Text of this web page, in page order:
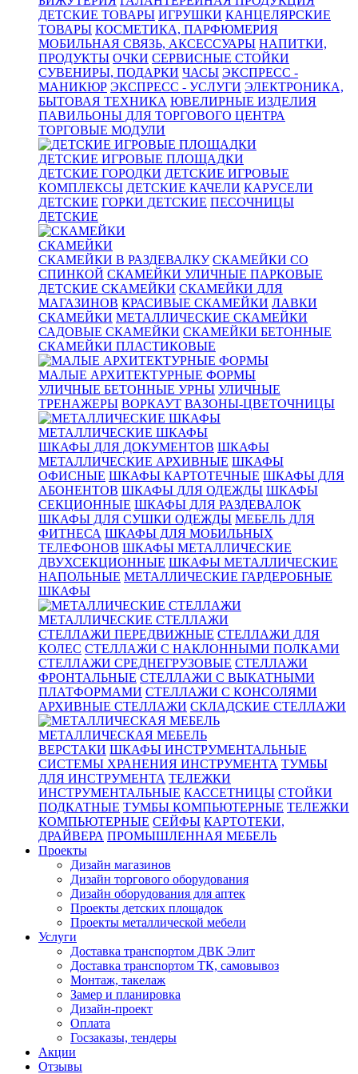
ДЕТСКИЕ ТОВАРЫ ИГРУШКИ КАНЦЕЛЯРСКИЕ
ТОВАРЫ КОСМЕТИКА, ПАРФЮМЕРИЯ
МОБИЛЬНАЯ СВЯЗЬ, АКСЕССУАРЫ НАПИТКИ,
ПРОДУКТЫ ОЧКИ СЕРВИСНЫЕ СТОЙКИ
СУВЕНИРЫ, ПОДАРКИ ЧАСЫ ЭКСПРЕСС -
МАНИКЮР ЭКСПРЕСС - УСЛУГИ ЭЛЕКТРОНИКА,
БЫТОВАЯ ТЕХНИКА ЮВЕЛИРНЫЕ ИЗДЕЛИЯ
ПАВИЛЬОНЫ ДЛЯ ТОРГОВОГО ЦЕНТРА
ТОРГОВЫЕ МОДУЛИ
ДЕТСКИЕ ИГРОВЫЕ ПЛОЩАДКИ
ДЕТСКИЕ ГОРОДКИ ДЕТСКИЕ ИГРОВЫЕ
КОМПЛЕКСЫ ДЕТСКИЕ КАЧЕЛИ КАРУСЕЛИ
ДЕТСКИЕ ГОРКИ ДЕТСКИЕ ПЕСОЧНИЦЫ
ДЕТСКИЕ
СКАМЕЙКИ
СКАМЕЙКИ В РАЗДЕВАЛКУ СКАМЕЙКИ СО
СПИНКОЙ СКАМЕЙКИ УЛИЧНЫЕ ПАРКОВЫЕ
ДЕТСКИЕ СКАМЕЙКИ СКАМЕЙКИ ДЛЯ
МАГАЗИНОВ КРАСИВЫЕ СКАМЕЙКИ ЛАВКИ
СКАМЕЙКИ МЕТАЛЛИЧЕСКИЕ СКАМЕЙКИ
САДОВЫЕ СКАМЕЙКИ СКАМЕЙКИ БЕТОННЫЕ
СКАМЕЙКИ ПЛАСТИКОВЫЕ
МАЛЫЕ АРХИТЕКТУРНЫЕ ФОРМЫ
УЛИЧНЫЕ БЕТОННЫЕ УРНЫ УЛИЧНЫЕ
ТРЕНАЖЕРЫ ВОРКАУТ ВАЗОНЫ-ЦВЕТОЧНИЦЫ
МЕТАЛЛИЧЕСКИЕ ШКАФЫ
ШКАФЫ ДЛЯ ДОКУМЕНТОВ ШКАФЫ
МЕТАЛЛИЧЕСКИЕ АРХИВНЫЕ ШКАФЫ
ОФИСНЫЕ ШКАФЫ КАРТОТЕЧНЫЕ ШКАФЫ ДЛЯ
АБОНЕНТОВ ШКАФЫ ДЛЯ ОДЕЖДЫ ШКАФЫ
СЕКЦИОННЫЕ ШКАФЫ ДЛЯ РАЗДЕВАЛОК
ШКАФЫ ДЛЯ СУШКИ ОДЕЖДЫ МЕБЕЛЬ ДЛЯ
ФИТНЕСА ШКАФЫ ДЛЯ МОБИЛЬНЫХ
ТЕЛЕФОНОВ ШКАФЫ МЕТАЛЛИЧЕСКИЕ
ДВУХСЕКЦИОННЫЕ ШКАФЫ МЕТАЛЛИЧЕСКИЕ
НАПОЛЬНЫЕ МЕТАЛЛИЧЕСКИЕ ГАРДЕРОБНЫЕ
ШКАФЫ
МЕТАЛЛИЧЕСКИЕ СТЕЛЛАЖИ
СТЕЛЛАЖИ ПЕРЕДВИЖНЫЕ СТЕЛЛАЖИ ДЛЯ
КОЛЕС СТЕЛЛАЖИ С НАКЛОННЫМИ ПОЛКАМИ
СТЕЛЛАЖИ СРЕДНЕГРУЗОВЫЕ СТЕЛЛАЖИ
ФРОНТАЛЬНЫЕ СТЕЛЛАЖИ С ВЫКАТНЫМИ
ПЛАТФОРМАМИ СТЕЛЛАЖИ С КОНСОЛЯМИ
АРХИВНЫЕ СТЕЛЛАЖИ СКЛАДСКИЕ СТЕЛЛАЖИ
МЕТАЛЛИЧЕСКАЯ МЕБЕЛЬ
ВЕРСТАКИ ШКАФЫ ИНСТРУМЕНТАЛЬНЫЕ
СИСТЕМЫ ХРАНЕНИЯ ИНСТРУМЕНТА ТУМБЫ
ДЛЯ ИНСТРУМЕНТА ТЕЛЕЖКИ
ИНСТРУМЕНТАЛЬНЫЕ КАССЕТНИЦЫ СТОЙКИ
ПОДКАТНЫЕ ТУМБЫ КОМПЬЮТЕРНЫЕ ТЕЛЕЖКИ
КОМПЬЮТЕРНЫЕ СЕЙФЫ КАРТОТЕКИ,
ДРАЙВЕРА ПРОМЫШЛЕННАЯ МЕБЕЛЬ
Проекты
Дизайн магазинов
Дизайн торгового оборудования
Дизайн оборудования для аптек
Проекты детских площадок
Проекты металлической мебели
Услуги
Доставка транспортом ДВК Элит
Доставка транспортом ТК, самовывоз
Монтаж, такелаж
Замер и планировка
Дизайн-проект
Оплата
Госзаказы, тендеры
Акции
Отзывы